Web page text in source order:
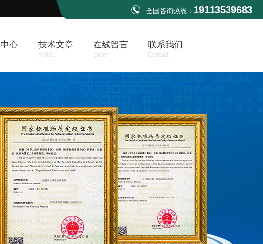
全国咨询热线： 19113539683
心 技术文章
Article
在线留言
Order
联系我们
Contact